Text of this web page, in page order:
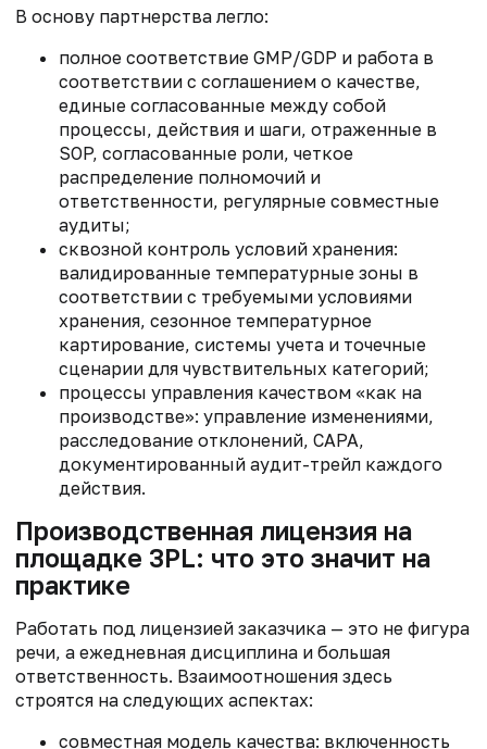
В основу партнерства легло:
полное соответствие GMP/GDP и работа в
соответствии с соглашением о качестве,
единые согласованные между собой
процессы, действия и шаги, отраженные в
SOP, согласованные роли, четкое
распределение полномочий и
ответственности, регулярные совместные
аудиты;
сквозной контроль условий хранения:
валидированные температурные зоны в
соответствии с требуемыми условиями
хранения, сезонное температурное
картирование, системы учета и точечные
сценарии для чувствительных категорий;
процессы управления качеством «как на
производстве»: управление изменениями,
расследование отклонений, CAPA,
документированный аудит-трейл каждого
действия.
Производственная лицензия на
площадке 3PL: что это значит на
практике
Работать под лицензией заказчика — это не фигура
речи, а ежедневная дисциплина и большая
ответственность. Взаимоотношения здесь
строятся на следующих аспектах:
совместная модель качества: включенность